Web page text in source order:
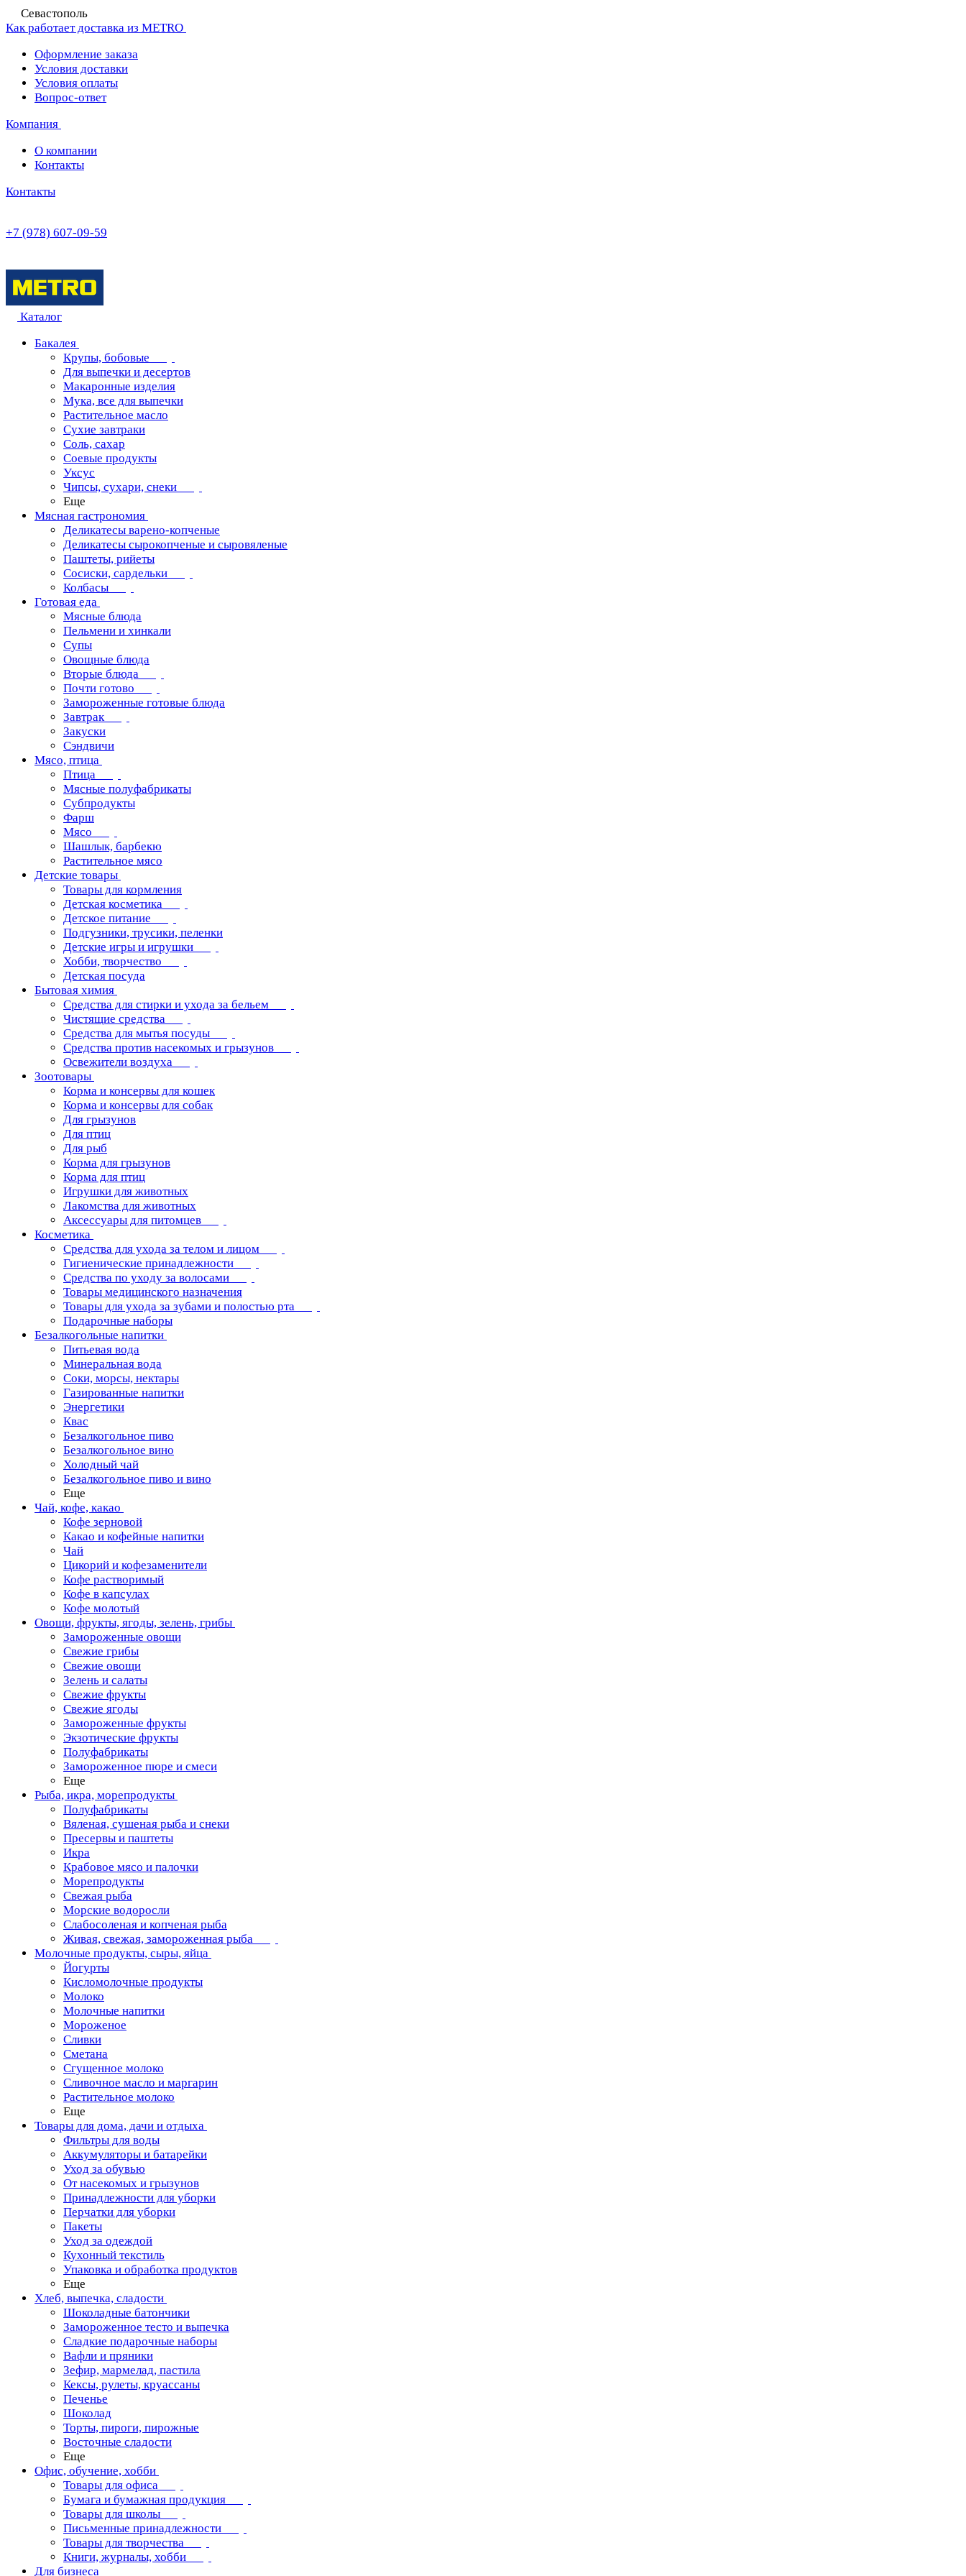
Севастополь
Как работает доставка из METRO
Оформление заказа
Условия доставки
Условия оплаты
Вопрос-ответ
Компания
О компании
Контакты
Контакты
+7 (978) 607-09-59
Каталог
Бакалея
Крупы, бобовые
Для выпечки и десертов
Макаронные изделия
Мука, все для выпечки
Растительное масло
Сухие завтраки
Соль, сахар
Соевые продукты
Уксус
Чипсы, сухари, снеки
Еще
Мясная гастрономия
Деликатесы варено-копченые
Деликатесы сырокопченые и сыровяленые
Паштеты, рийеты
Сосиски, сардельки
Колбасы
Готовая еда
Мясные блюда
Пельмени и хинкали
Супы
Овощные блюда
Вторые блюда
Почти готово
Замороженные готовые блюда
Завтрак
Закуски
Сэндвичи
Мясо, птица
Птица
Мясные полуфабрикаты
Субпродукты
Фарш
Мясо
Шашлык, барбекю
Растительное мясо
Детские товары
Товары для кормления
Детская косметика
Детское питание
Подгузники, трусики, пеленки
Детские игры и игрушки
Хобби, творчество
Детская посуда
Бытовая химия
Средства для стирки и ухода за бельем
Чистящие средства
Средства для мытья посуды
Средства против насекомых и грызунов
Освежители воздуха
Зоотовары
Корма и консервы для кошек
Корма и консервы для собак
Для грызунов
Для птиц
Для рыб
Корма для грызунов
Корма для птиц
Игрушки для животных
Лакомства для животных
Аксессуары для питомцев
Косметика
Средства для ухода за телом и лицом
Гигиенические принадлежности
Средства по уходу за волосами
Товары медицинского назначения
Товары для ухода за зубами и полостью рта
Подарочные наборы
Безалкогольные напитки
Питьевая вода
Минеральная вода
Соки, морсы, нектары
Газированные напитки
Энергетики
Квас
Безалкогольное пиво
Безалкогольное вино
Холодный чай
Безалкогольное пиво и вино
Еще
Чай, кофе, какао
Кофе зерновой
Какао и кофейные напитки
Чай
Цикорий и кофезаменители
Кофе растворимый
Кофе в капсулах
Кофе молотый
Овощи, фрукты, ягоды, зелень, грибы
Замороженные овощи
Свежие грибы
Свежие овощи
Зелень и салаты
Свежие фрукты
Свежие ягоды
Замороженные фрукты
Экзотические фрукты
Полуфабрикаты
Замороженное пюре и смеси
Еще
Рыба, икра, морепродукты
Полуфабрикаты
Вяленая, сушеная рыба и снеки
Пресервы и паштеты
Икра
Крабовое мясо и палочки
Морепродукты
Свежая рыба
Морские водоросли
Слабосоленая и копченая рыба
Живая, свежая, замороженная рыба
Молочные продукты, сыры, яйца
Йогурты
Кисломолочные продукты
Молоко
Молочные напитки
Мороженое
Сливки
Сметана
Сгущенное молоко
Сливочное масло и маргарин
Растительное молоко
Еще
Товары для дома, дачи и отдыха
Фильтры для воды
Аккумуляторы и батарейки
Уход за обувью
От насекомых и грызунов
Принадлежности для уборки
Перчатки для уборки
Пакеты
Уход за одеждой
Кухонный текстиль
Упаковка и обработка продуктов
Еще
Хлеб, выпечка, сладости
Шоколадные батончики
Замороженное тесто и выпечка
Сладкие подарочные наборы
Вафли и пряники
Зефир, мармелад, пастила
Кексы, рулеты, круассаны
Печенье
Шоколад
Торты, пироги, пирожные
Восточные сладости
Еще
Офис, обучение, хобби
Товары для офиса
Бумага и бумажная продукция
Товары для школы
Письменные принадлежности
Товары для творчества
Книги, журналы, хобби
Для бизнеса